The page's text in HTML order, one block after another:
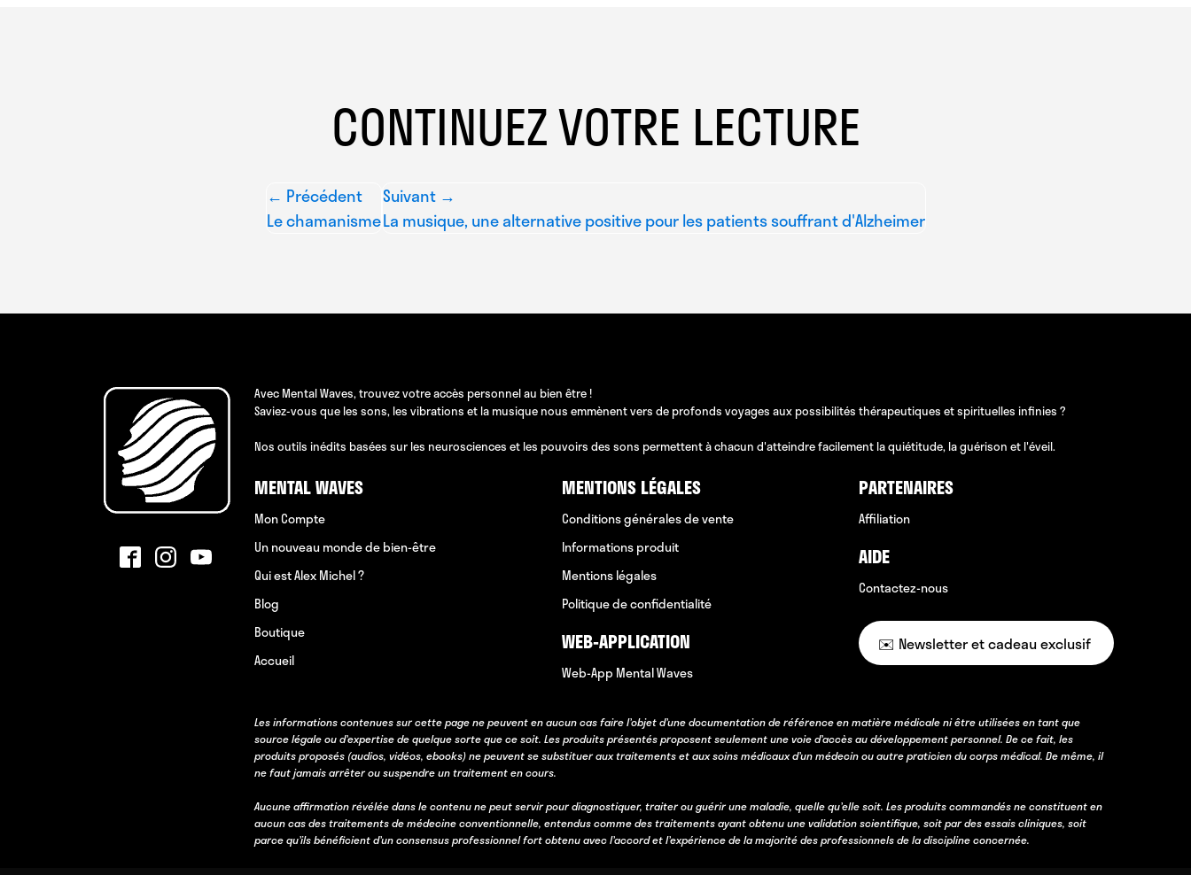
CONTINUEZ VOTRE LECTURE
← Précédent
Le chamanisme
Suivant →
La musique, une alternative positive pour les patients souffrant d'Alzheimer
Avec Mental Waves, trouvez votre accès personnel au bien être !
Saviez-vous que les sons, les vibrations et la musique nous emmènent vers de profonds voyages aux possibilités thérapeutiques et spirituelles infinies ?
Nos outils inédits basées sur les neurosciences et les pouvoirs des sons permettent à chacun d'atteindre facilement la quiétitude, la guérison et l'éveil.
MENTAL WAVES
Mon Compte
Un nouveau monde de bien-être
Qui est Alex Michel ?
Blog
Boutique
Accueil
MENTIONS LÉGALES
Conditions générales de vente
Informations produit
Mentions légales
Politique de confidentialité
WEB-APPLICATION
Web-App Mental Waves
PARTENAIRES
Affiliation
AIDE
Contactez-nous
✉️ Newsletter et cadeau exclusif
Les informations contenues sur cette page ne peuvent en aucun cas faire l’objet d’une documentation de référence en matière médicale ni être utilisées en tant que
source légale ou d’expertise de quelque sorte que ce soit. Les produits présentés proposent seulement une voie d’accès au développement personnel. De ce fait, les
produits proposés (audios, vidéos, ebooks) ne peuvent se substituer aux traitements et aux soins médicaux d’un médecin ou autre praticien du corps médical. De même, il
ne faut jamais arrêter ou suspendre un traitement en cours.
Aucune affirmation révélée dans le contenu ne peut servir pour diagnostiquer, traiter ou guérir une maladie, quelle qu’elle soit. Les produits commandés ne constituent en
aucun cas des traitements de médecine conventionnelle, entendus comme des traitements ayant obtenu une validation scientifique, soit par des essais cliniques, soit
parce qu’ils bénéficient d’un consensus professionnel fort obtenu avec l’accord et l’expérience de la majorité des professionnels de la discipline concernée.